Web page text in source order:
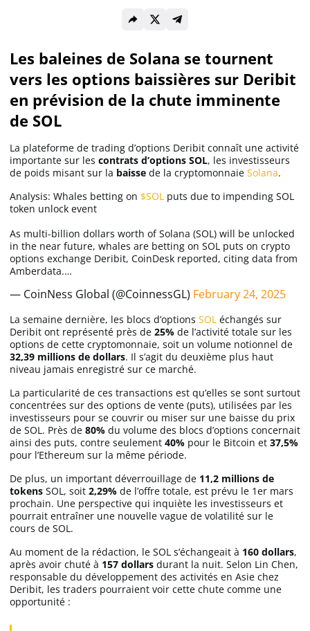
Solana (SOL)
Ripple (XRP)
Binance Coin (BNB)
C’est quoi ?
Meilleur Broker
Apprendre
Indicateurs techniques
Investir
Meilleures plateformes
Meilleurs wallets
Les baleines de Solana se tournent
vers les options baissières sur Deribit
en prévision de la chute imminente
de SOL
La plateforme de trading d’options Deribit connaît une activité
importante sur les contrats d’options SOL, les investisseurs
de poids misant sur la baisse de la cryptomonnaie Solana.
Analysis: Whales betting on $SOL puts due to impending SOL
token unlock event
As multi-billion dollars worth of Solana (SOL) will be unlocked
in the near future, whales are betting on SOL puts on crypto
options exchange Deribit, CoinDesk reported, citing data from
Amberdata.…
— CoinNess Global (@CoinnessGL) February 24, 2025
La semaine dernière, les blocs d’options SOL échangés sur
Deribit ont représenté près de 25% de l’activité totale sur les
options de cette cryptomonnaie, soit un volume notionnel de
32,39 millions de dollars. Il s’agit du deuxième plus haut
niveau jamais enregistré sur ce marché.
La particularité de ces transactions est qu’elles se sont surtout
concentrées sur des options de vente (puts), utilisées par les
investisseurs pour se couvrir ou miser sur une baisse du prix
de SOL. Près de 80% du volume des blocs d’options concernait
ainsi des puts, contre seulement 40% pour le Bitcoin et 37,5%
pour l’Ethereum sur la même période.
De plus, un important déverrouillage de 11,2 millions de
tokens SOL, soit 2,29% de l’offre totale, est prévu le 1er mars
prochain. Une perspective qui inquiète les investisseurs et
pourrait entraîner une nouvelle vague de volatilité sur le
cours de SOL.
Au moment de la rédaction, le SOL s’échangeait à 160 dollars,
après avoir chuté à 157 dollars durant la nuit. Selon Lin Chen,
responsable du développement des activités en Asie chez
Deribit, les traders pourraient voir cette chute comme une
opportunité :